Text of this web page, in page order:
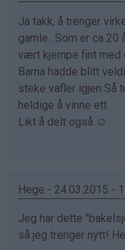
Ja takk, å trenger
gamle.. Som er ca 20
vært kjempe fint med
Barna hadde blitt
steke vafler igjen Så
heldige å vinne ett
Likt å delt også ☺
Hege - 24.03.2015 -
Jeg har dette
så jeg trenger nytt!